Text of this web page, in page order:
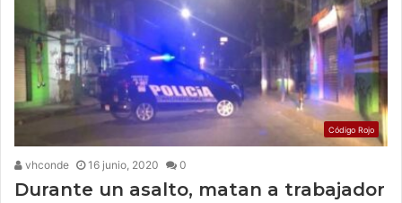
Código Rojo
vhconde 16 junio, 2020 0
Durante un asalto, matan a trabajador